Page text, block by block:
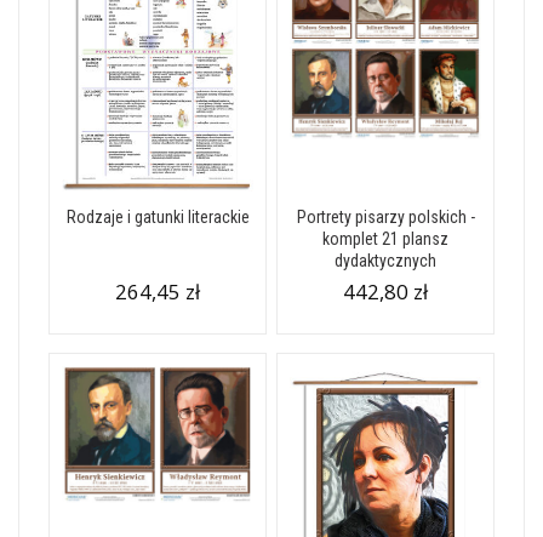
Rodzaje i gatunki literackie
264,45 zł
Portrety pisarzy polskich -
komplet 21 plansz
dydaktycznych
442,80 zł